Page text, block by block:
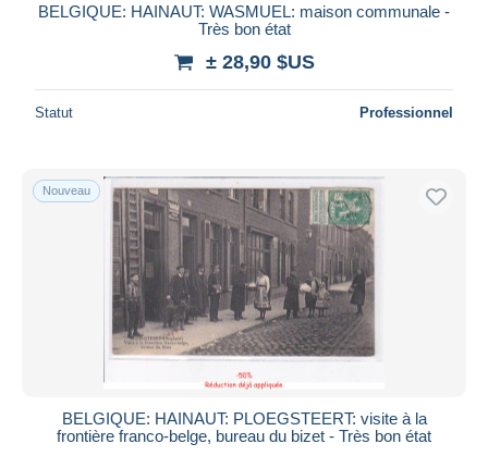
BELGIQUE: HAINAUT: WASMUEL: maison communale -
Très bon état
± 28,90 $US
Statut Professionnel
Nouveau
BELGIQUE: HAINAUT: PLOEGSTEERT: visite à la
frontière franco-belge, bureau du bizet - Très bon état